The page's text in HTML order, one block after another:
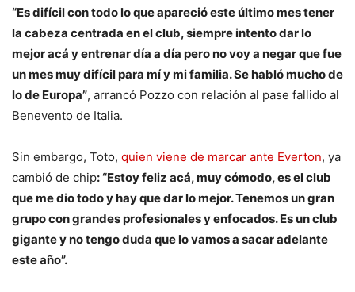
“Es difícil con todo lo que apareció este último mes tener
la cabeza centrada en el club, siempre intento dar lo
mejor acá y entrenar día a día pero no voy a negar que fue
un mes muy difícil para mí y mi familia. Se habló mucho de
lo de Europa”, arrancó Pozzo con relación al pase fallido al
Benevento de Italia.
Sin embargo, Toto, quien viene de marcar ante Everton, ya
cambió de chip: “Estoy feliz acá, muy cómodo, es el club
que me dio todo y hay que dar lo mejor. Tenemos un gran
grupo con grandes profesionales y enfocados. Es un club
gigante y no tengo duda que lo vamos a sacar adelante
este año”.